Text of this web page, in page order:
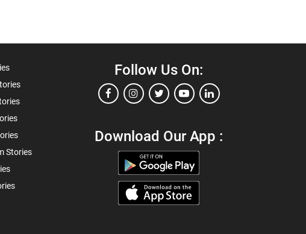
Stories
Follow Us On:
Download Our App :